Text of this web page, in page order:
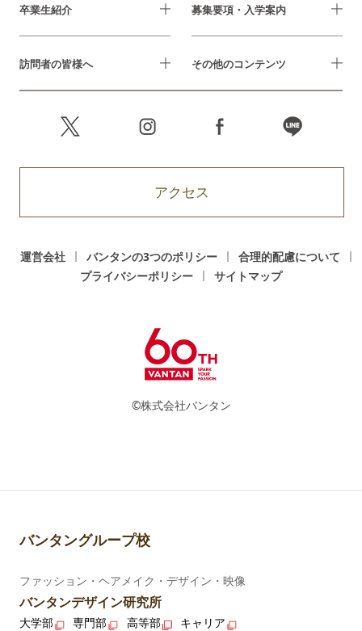
卒業生紹介 募集要項・入学案内
訪問者の皆様へ その他のコンテンツ
アクセス
運営会社 バンタンの3つのポリシー
合理的配慮について
プライバシーポリシー
サイトマップ
©株式会社バンタン
バンタングループ校
ファッション・ヘアメイク・デザイン・映像
バンタンデザイン研究所
大学部 専門部 高等部 キャリア